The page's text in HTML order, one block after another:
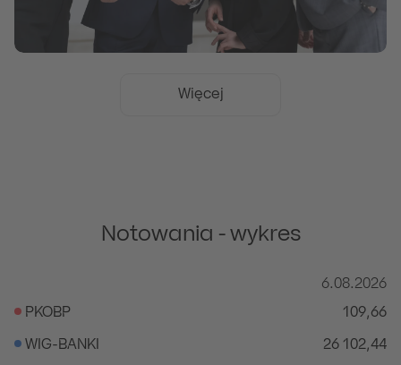
Więcej
Notowania - wykres
The chart has 1 X axis displaying Oś X,
6.08.2026
PKOBP 109,66
WIG-BANKI 26 102,44